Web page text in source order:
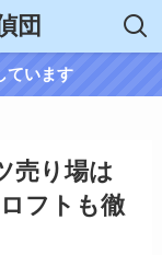
団
ています
売り場は
フトも徹